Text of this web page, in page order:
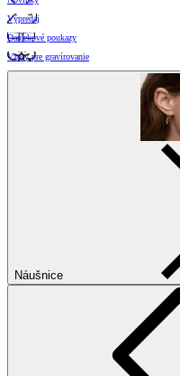
Výpredaj
Darčekové poukazy
Vzory pre gravírovanie
Náušnice